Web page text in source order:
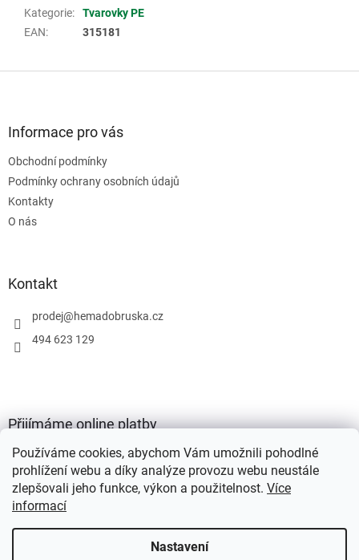
Používáme cookies, abychom Vám umožnili pohodlné
prohlížení webu a díky analýze provozu webu neustále
zlepšovali jeho funkce, výkon a použitelnost. Více
informací
Nastavení
Kategorie:
Tvarovky PE
EAN: 315181
Informace pro vás
Obchodní podmínky
Podmínky ochrany osobních údajů
Kontakty
O nás
Kontakt
prodej@hemadobruska.cz
494 623 129
Přijímáme online platby